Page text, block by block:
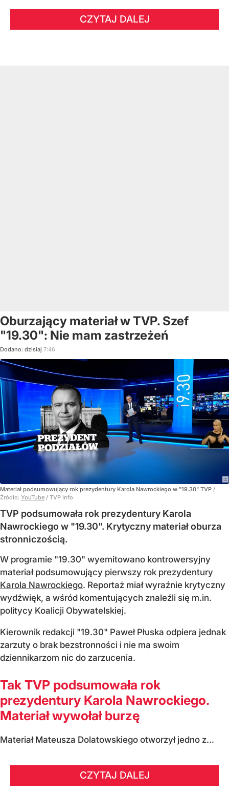
CZYTAJ DALEJ
Oburzający materiał w TVP. Szef
"19.30": Nie mam zastrzeżeń
Dodano: dzisiaj 7:46
Materiał podsumowujący rok prezydentury Karola Nawrockiego w "19.30" TVP /
Źródło: YouTube / TVP Info
TVP podsumowała rok prezydentury Karola
Nawrockiego w "19.30". Krytyczny materiał oburza
stronniczością.
W programie "19.30" wyemitowano kontrowersyjny
materiał podsumowujący pierwszy rok prezydentury
Karola Nawrockiego. Reportaż miał wyraźnie krytyczny
wydźwięk, a wśród komentujących znaleźli się m.in.
politycy Koalicji Obywatelskiej.
Kierownik redakcji "19.30" Paweł Płuska odpiera jednak
zarzuty o brak bezstronności i nie ma swoim
dziennikarzom nic do zarzucenia.
Tak TVP podsumowała rok
prezydentury Karola Nawrockiego.
Materiał wywołał burzę
Materiał Mateusza Dolatowskiego otworzył jedno z...
CZYTAJ DALEJ